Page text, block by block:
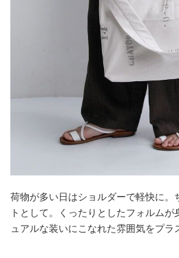
荷物が多い日はショルダーで軽快に。
トとして。くったりとしたフォルム
ュアルな装いにこなれた雰囲気をプラ